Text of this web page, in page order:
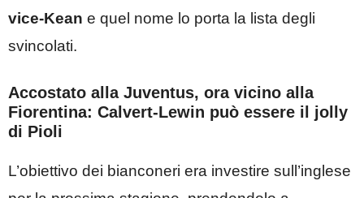
vice-Kean e quel nome lo porta la lista degli
svincolati.
Accostato alla Juventus, ora vicino alla
Fiorentina: Calvert-Lewin può essere il jolly
di Pioli
L’obiettivo dei bianconeri era investire sull’inglese